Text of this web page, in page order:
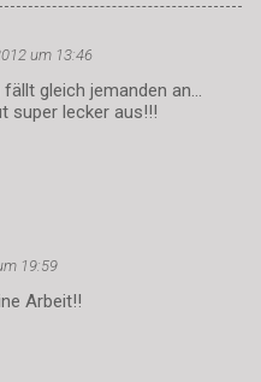
um 13:46
gleich jemanden an...
super lecker aus!!!
19:59
Arbeit!!